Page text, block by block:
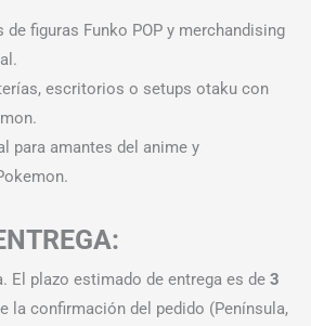
figuras Funko POP y merchandising
escritorios o setups otaku con
para amantes del anime y
El plazo estimado de entrega es de 3
la confirmación del pedido (Península,